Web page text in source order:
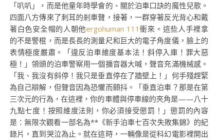
「叭叭」，而是他童年時學會的、關於泊車口訣的魔性兒歌。
四面八方傳來了刺耳的剎車聲，接著，一群穿著反光背心和戴
著白色安全帽的人朝他ergohuman 111 衝來。這些人手裡拿
的不是警棍，而是長長的測量尺和巨大的電子角度儀，臉上的
表情極度嚴肅。「違反泊車維度基本法！斜停入庫！罪大惡
極！」領頭的泊車警察用一個擴音器大喊，聲音充滿機械感。
「我、我沒有斜停！我只是垂直停在了牆壁上！」何手殘趕緊
為自己辯解，但聲音因為恐懼而顫抖。「垂直泊車？那是在第
三次元的行為，在這裡，你的車體與停車線的夾角是——八十
九點七度！按照維度法則，你必須接受懲罰！」懲罰的內容
是：無限次觀看一部名為**《新手泊車七百次失敗集錦》的紀
錄片，直到哭泣為止。就在這時，一輛像是從科幻電影裡開出